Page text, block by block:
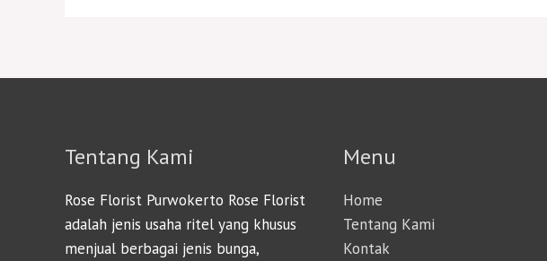
Tentang Kami
Rose Florist Purwokerto Rose Florist
adalah jenis usaha ritel yang khusus
menjual berbagai jenis bunga,
Menu
Home
Tentang Kami
Kontak